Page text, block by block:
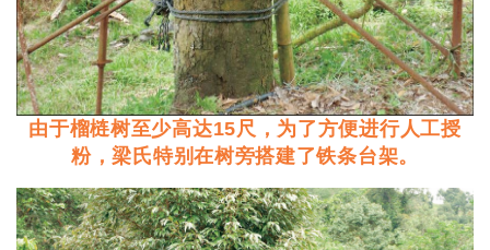
由于榴梿树至少高达15尺，为了方便进行人工授
粉，梁氏特别在树旁搭建了铁条台架。